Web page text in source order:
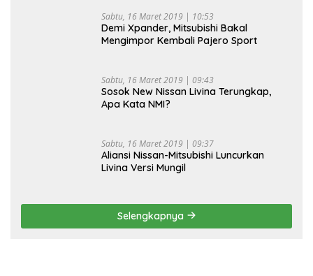
Sabtu, 16 Maret 2019 | 10:53
Demi Xpander, Mitsubishi Bakal
Mengimpor Kembali Pajero Sport
Sabtu, 16 Maret 2019 | 09:43
Sosok New Nissan Livina Terungkap,
Apa Kata NMI?
Sabtu, 16 Maret 2019 | 09:37
Aliansi Nissan-Mitsubishi Luncurkan
Livina Versi Mungil
Selengkapnya